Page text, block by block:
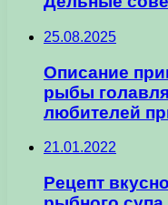
25.08.2025
Описание
рыбы
любителей
21.01.2022
Рецепт